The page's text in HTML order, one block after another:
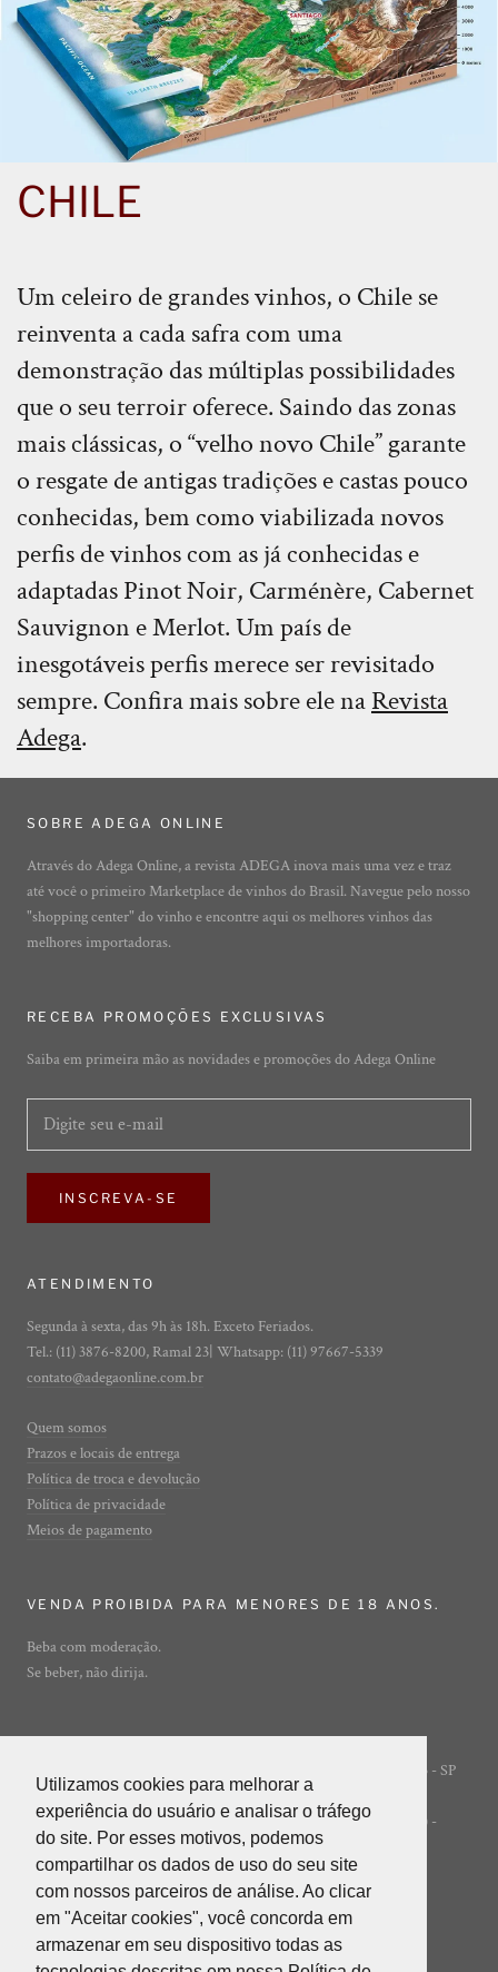
Utilizamos cookies para melhorar a
experiência do usuário e analisar o tráfego
do site. Por esses motivos, podemos
compartilhar os dados de uso do seu site
com nossos parceiros de análise. Ao clicar
em "Aceitar cookies", você concorda em
armazenar em seu dispositivo todas as
Utilizamos cookies para melhorar a
experiência do usuário e analisar o tráfego
do site. Por esses motivos, podemos
compartilhar os dados de uso do seu site
com nossos parceiros de análise. Ao clicar
em "Aceitar cookies", você concorda em
armazenar em seu dispositivo todas as
CHILE
Um celeiro de grandes vinhos, o Chile se
reinventa a cada safra com uma
demonstração das múltiplas possibilidades
que o seu terroir oferece. Saindo das zonas
mais clássicas, o “velho novo Chile” garante
o resgate de antigas tradições e castas pouco
conhecidas, bem como viabilizada novos
perfis de vinhos com as já conhecidas e
adaptadas Pinot Noir, Carménère, Cabernet
Sauvignon e Merlot. Um país de
inesgotáveis perfis merece ser revisitado
sempre. Confira mais sobre ele naRevista
Adega.
SOBRE ADEGA ONLINE
Através do Adega Online, a revista ADEGA inova mais uma vez e traz
até você o primeiro Marketplace de vinhos do Brasil. Navegue pelo nosso
"shopping center" do vinho e encontre aqui os melhores vinhos das
melhores importadoras.
RECEBA PROMOÇÕES EXCLUSIVAS
Saiba em primeira mão as novidades e promoções do Adega Online
INSCREVA-SE
ATENDIMENTO
Segunda à sexta, das 9h às 18h. Exceto Feriados.
Tel.: (11) 3876-8200, Ramal 23| Whatsapp: (11) 97667-5339
contato@adegaonline.com.br
Quem somos
Prazos e locais de entrega
Política de troca e devolução
Política de privacidade
Meios de pagamento
VENDA PROIBIDA PARA MENORES DE 18 ANOS.
Beba com moderação.
Se beber, não dirija.
Rua Ibirajá, 7 - Vila Guarani - São Paulo - SP
- 04310-020
POWERED BY INNER EDITORA LTDA (INNER GROUP) -
05.847.412/0001-85